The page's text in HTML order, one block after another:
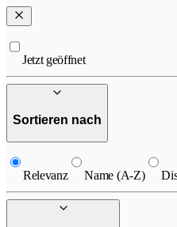
Jetzt geöffnet
Sortieren nach
Relevanz Name (A-Z)